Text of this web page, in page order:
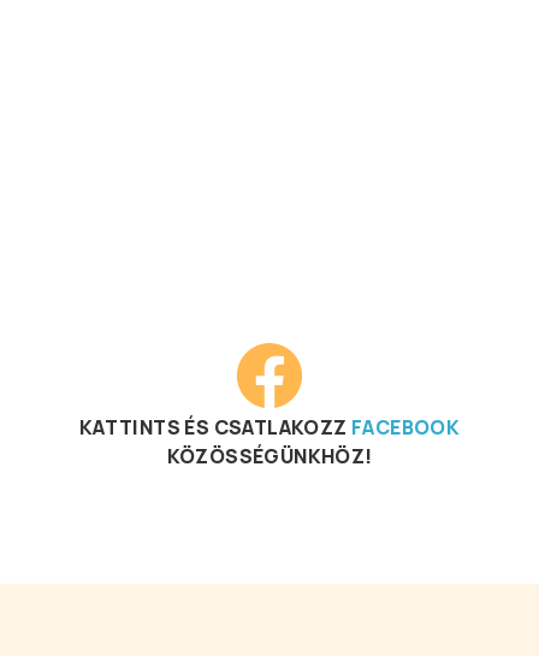
KATTINTS ÉS CSATLAKOZZ FACEBOOK
KÖZÖSSÉGÜNKHÖZ!